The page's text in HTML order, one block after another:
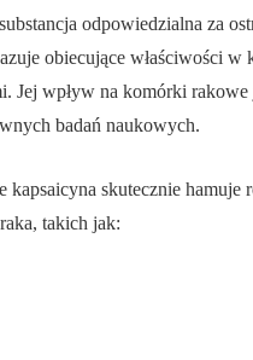
odpowiedzialna za
obiecujące właściwości w
Jej wpływ na komórki rakowe
badań naukowych.
kapsaicyna skutecznie hamuje
takich jak: